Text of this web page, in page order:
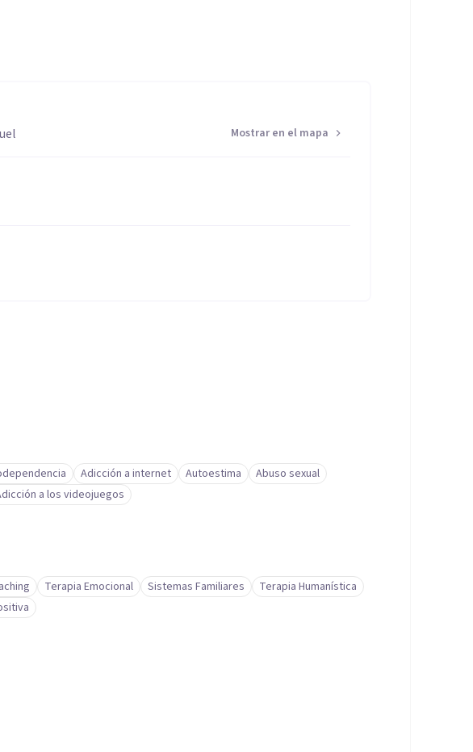
Mostrar en el mapa
Adicción a internet Autoestima
Abuso sexual
a los videojuegos
Terapia Emocional Sistemas Familiares
Terapia Humanística